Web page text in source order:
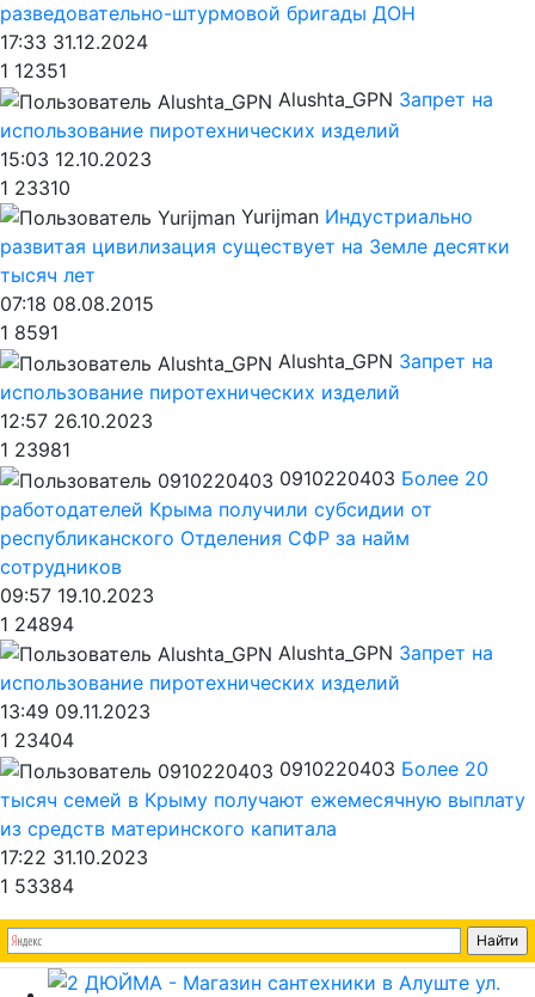
разведовательно-штурмовой бригады ДОН
17:33 31.12.2024
1 12351
Alushta_GPN Запрет на
использование пиротехнических изделий
15:03 12.10.2023
1 23310
Yurijman Индустриально
развитая цивилизация существует на Земле десятки
тысяч лет
07:18 08.08.2015
1 8591
Alushta_GPN Запрет на
использование пиротехнических изделий
12:57 26.10.2023
1 23981
0910220403 Более 20
работодателей Крыма получили субсидии от
республиканского Отделения СФР за найм
сотрудников
09:57 19.10.2023
1 24894
Alushta_GPN Запрет на
использование пиротехнических изделий
13:49 09.11.2023
1 23404
0910220403 Более 20
тысяч семей в Крыму получают ежемесячную выплату
из средств материнского капитала
17:22 31.10.2023
1 53384